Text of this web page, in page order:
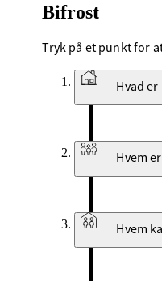
Bifrost
Tryk på et punkt for
Hvad
Hvem
Hvem